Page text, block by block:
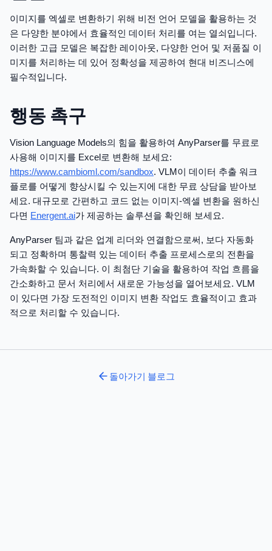
이미지를 엑셀로 변환하기 위해 비전 언어 모델을 활용하는 것
은 다양한 분야에서 효율적인 데이터 처리를 여는 열쇠입니다.
이러한 고급 모델은 복잡한 레이아웃, 다양한 언어 및 저품질 이
미지를 처리하는 데 있어 정확성을 제공하여 현대 비즈니스에
필수적입니다.
행동 촉구
Vision Language Models의 힘을 활용하여 AnyParser를 무료로
사용해 이미지를 Excel로 변환해 보세요:
https://www.cambioml.com/sandbox. VLM이 데이터 추출 워크
플로를 어떻게 향상시킬 수 있는지에 대한 무료 상담을 받아보
세요. 대규모로 간편하고 코드 없는 이미지-엑셀 변환을 원하신
다면 Energent.ai가 제공하는 솔루션을 확인해 보세요.
AnyParser 팀과 같은 업계 리더와 연결함으로써, 보다 자동화
되고 정확하며 통찰력 있는 데이터 추출 프로세스로의 전환을
가속화할 수 있습니다. 이 최첨단 기술을 활용하여 작업 흐름을
간소화하고 문서 처리에서 새로운 가능성을 열어보세요. VLM
이 있다면 가장 도전적인 이미지 변환 작업도 효율적이고 효과
적으로 처리할 수 있습니다.
돌아가기 블로그